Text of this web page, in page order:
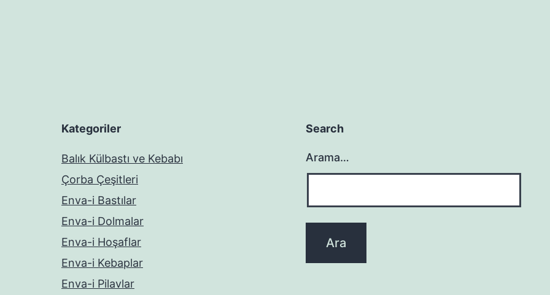
Kategoriler
Balık Külbastı ve Kebabı
Çorba Çeşitleri
Enva-i Bastılar
Enva-i Dolmalar
Enva-i Hoşaflar
Enva-i Kebaplar
Enva-i Pilavlar
Search
Arama…